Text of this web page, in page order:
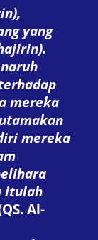
yang
mereka
mereka
itulah
Al-